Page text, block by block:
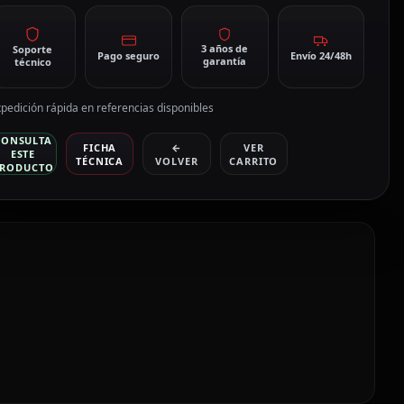
Soporte
técnico
Pago seguro
3 años de
garantía
Envío 24/48h
rápida en referencias disponibles
ESTE
FICHA
TÉCNICA
←
VOLVER
VER
CARRITO